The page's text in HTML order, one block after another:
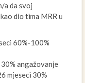
a da svoj
dio tima MRR u
60%-100%
angažovanje
mjeseci 30%